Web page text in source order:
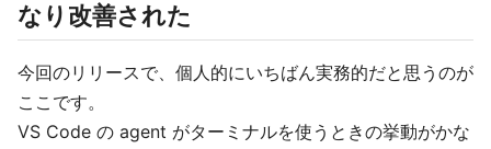
なり改善された
今回のリリースで、個人的にいちばん実務的だと思うのが
ここです。
VS Code の agent がターミナルを使うときの挙動がかな